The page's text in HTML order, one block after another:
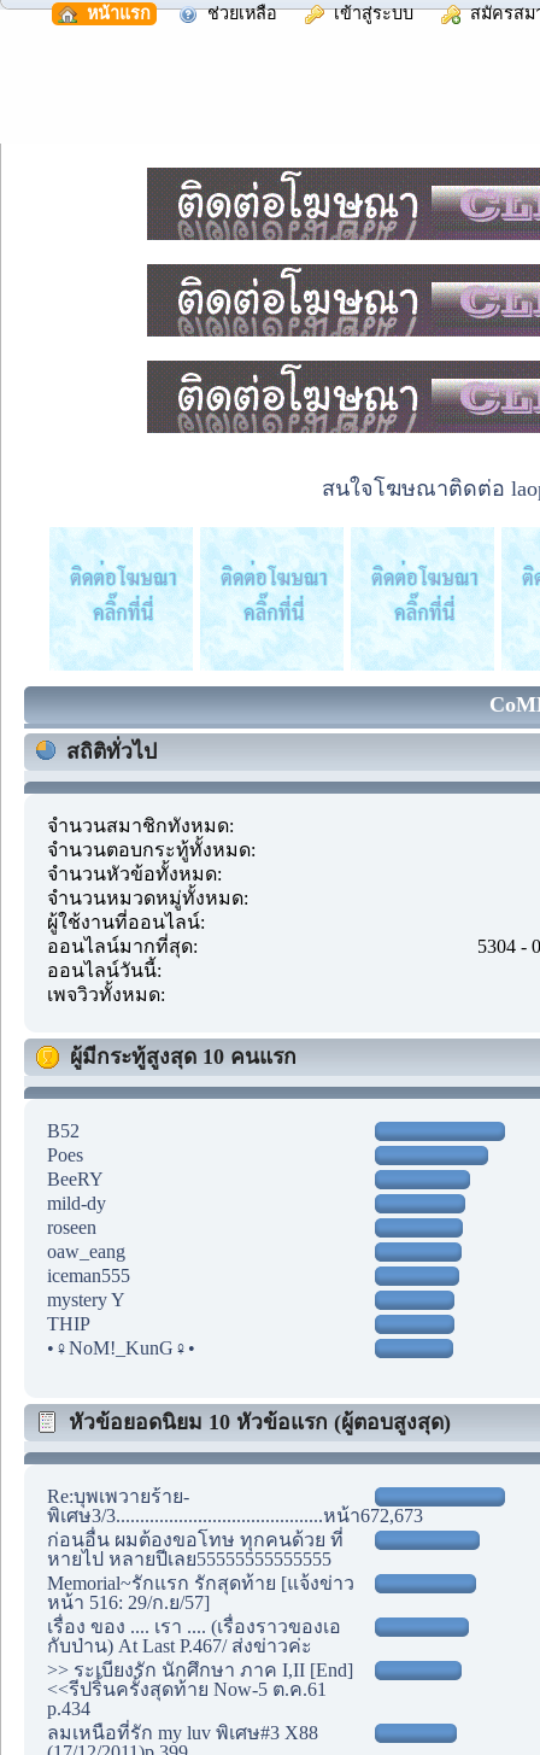
หน้าแรก ช่วยเหลือ เข้าสู่ระบบ สมัครสม
สนใจโฆษณาติดต่อ
สถิติทั่วไป
จำนวนสมาชิกทั้งหมด:
จำนวนตอบกระทู้ทั้งหมด:
จำนวนหัวข้อทั้งหมด:
จำนวนหมวดหมู่ทั้งหมด:
ผู้ใช้งานที่ออนไลน์:
ออนไลน์มากที่สุด:
5304 -
ออนไลน์วันนี้:
เพจวิวทั้งหมด:
ผู้มีกระทู้สูงสุด 10 คนแรก
B52
Poes
BeeRY
mild-dy
roseen
oaw_eang
iceman555
mystery Y
THIP
•♀NoM!_KunG♀•
หัวข้อยอดนิยม 10 หัวข้อแรก (ผู้ตอบสูงสุด)
Re:บุพเพวายร้าย-
พิเศษ3/3...........................................หน้า672,673
ก่อนอื่น ผมต้องขอโทษ ทุกคนด้วย ที่
หายไป หลายปีเลย55555555555555
Memorial~รักแรก รักสุดท้าย [แจ้งข่าว
หน้า 516: 29/ก.ย/57]
เรื่อง ของ .... เรา .... (เรื่องราวของเอ
กับป่าน) At Last P.467/ ส่งข่าวค่ะ
>> ระเบียงรัก นักศึกษา ภาค I,II [End]
<<รีปริ้นครั้งสุดท้าย Now-5 ต.ค.61
p.434
ลมเหนือที่รัก my luv พิเศษ#3 X88